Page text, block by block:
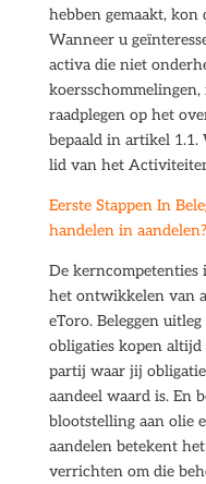
hebben gemaakt, kon
Wanneer u
activa die niet
raadplegen op het
bepaald in artikel 1.1.
lid van het
Eerste Stappen In
handelen in aandelen?
De kerncompetenties
het ontwikkelen van
eToro. Beleggen
obligaties kopen
partij waar jij
aandeel waard is. En
blootstelling aan olie
aandelen betekent
verrichten om die